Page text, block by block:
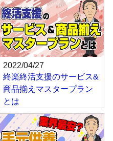
2022/04/27
終楽終活支援のサービス&
商品揃えマスタープラン
とは